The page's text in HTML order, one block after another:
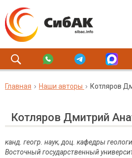
Главная Наши авторы Котляров
Котляров Дмитрий
канд. геогр. наук, доц. кафедры
Восточный государственный